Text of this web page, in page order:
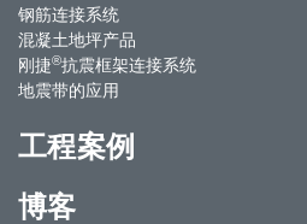
钢筋连接系统
混凝土地坪产品
刚捷®抗震框架连接系统
地震带的应用
工程案例
博客